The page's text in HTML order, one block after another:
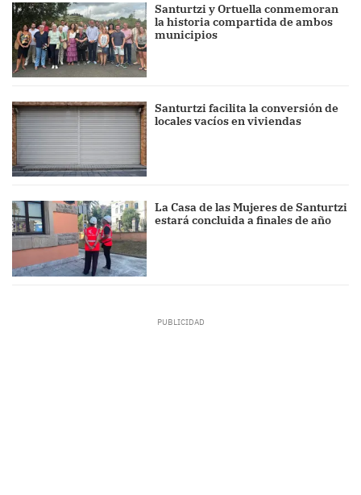
Santurtzi y Ortuella conmemoran
la historia compartida de ambos
municipios
Santurtzi facilita la conversión de
locales vacíos en viviendas
La Casa de las Mujeres de Santurtzi
estará concluida a finales de año